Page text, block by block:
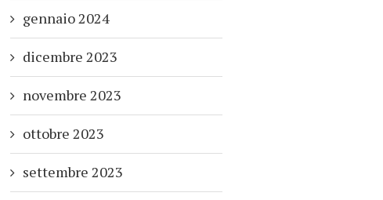
gennaio 2024
dicembre 2023
novembre 2023
ottobre 2023
settembre 2023